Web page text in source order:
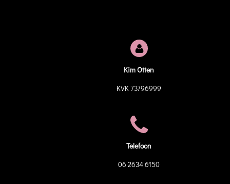
Kim Otten
KVK 73796999
Telefoon
06 2634 6150